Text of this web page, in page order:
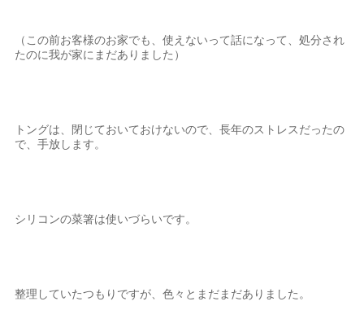
（この前お客様のお家でも、使えないって話になって、処分され
たのに我が家にまだありました）
トングは、閉じておいておけないので、長年のストレスだったの
で、手放します。
シリコンの菜箸は使いづらいです。
整理していたつもりですが、色々とまだまだありました。